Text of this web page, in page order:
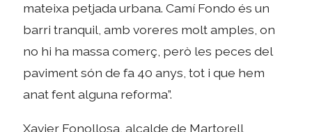
mateixa petjada urbana. Camí Fondo és un
barri tranquil, amb voreres molt amples, on
no hi ha massa comerç, però les peces del
paviment són de fa 40 anys, tot i que hem
anat fent alguna reforma”.
Xavier Fonollosa, alcalde de Martorell